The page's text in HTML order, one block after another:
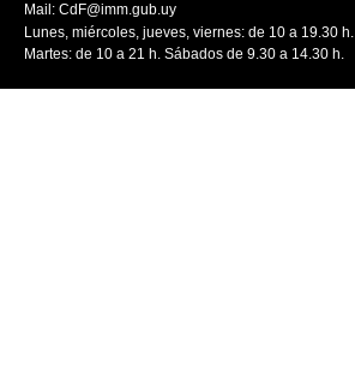
Mail: CdF@imm.gub.uy
Lunes, miércoles, jueves, viernes: de 10 a 19.30 h.
Martes: de 10 a 21 h. Sábados de 9.30 a 14.30 h.